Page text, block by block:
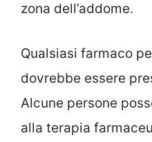
zona dell’addome.
Qualsiasi farmaco
dovrebbe essere
Alcune persone
alla terapia